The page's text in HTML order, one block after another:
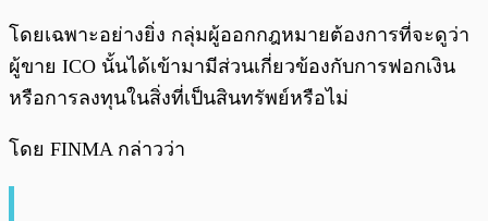
โดยเฉพาะอย่างยิ่ง กลุ่มผู้ออกกฎหมายต้องการที่จะดูว่า
ผู้ขาย ICO นั้นได้เข้ามามีส่วนเกี่ยวข้องกับการฟอกเงิน
หรือการลงทุนในสิ่งที่เป็นสินทรัพย์หรือไม่
โดย FINMA กล่าวว่า